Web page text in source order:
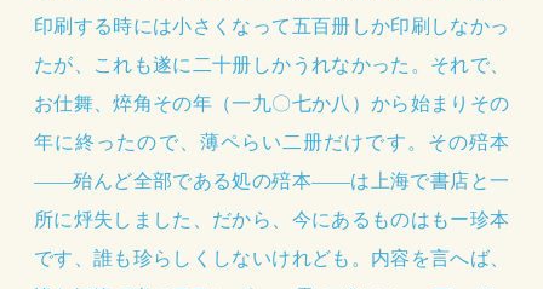
印刷する時には小さくなって五百册しか印刷しなかっ
たが、これも遂に二十册しかうれなかった。それで、
お仕舞、焠角その年（一九〇七か八）から始まりその
年に終ったので、薄ペらい二册だけです。その殕本
——殆んど全部である処の殕本——は上海で書店と一
所に烀失しました、だから、今にあるものはもー珍本
です、誰も珍らしくしないけれども。内容を言へば、